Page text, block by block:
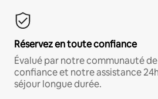
Réservez en toute confiance
Évalué par notre communauté
confiance et notre assistance
séjour longue durée.